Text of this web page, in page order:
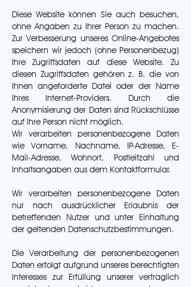
Diese Website können Sie auch besuchen,
ohne Angaben zu Ihrer Person zu machen.
Zur Verbesserung unseres Online-Angebotes
speichern wir jedoch (ohne Personenbezug)
Ihre Zugriffsdaten auf diese Website. Zu
diesen Zugriffsdaten gehören z. B. die von
Ihnen angeforderte Datei oder der Name
Ihres Internet-Providers. Durch die
Anonymisierung der Daten sind Rückschlüsse
auf Ihre Person nicht möglich.
Wir verarbeiten personenbezogene Daten
wie Vorname, Nachname, IP-Adresse, E-
Mail-Adresse, Wohnort, Postleitzahl und
Inhaltsangaben aus dem Kontaktformular.
Wir verarbeiten personenbezogene Daten
nur nach ausdrücklicher Erlaubnis der
betreffenden Nutzer und unter Einhaltung
der geltenden Datenschutzbestimmungen.
Die Verarbeitung der personenbezogenen
Daten erfolgt aufgrund unseres berechtigten
Interesses zur Erfüllung unserer vertraglich